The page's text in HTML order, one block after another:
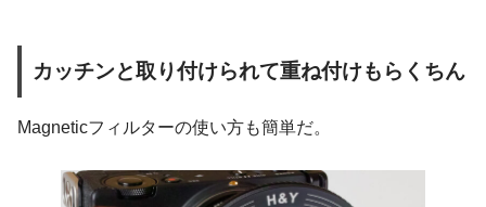
カッチンと取り付けられて重ね付けもらくちん
Magneticフィルターの使い方も簡単だ。